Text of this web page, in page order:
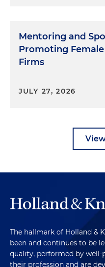
Mentoring and
Promoting
Firms
JULY 27, 2026
The hallmark of Holland &
been and continues to be
quality, performed by well-
their profession and are